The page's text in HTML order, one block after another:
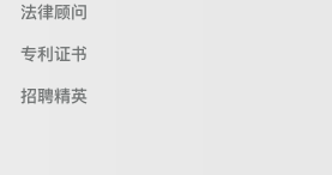
法律顾问
专利证书
招聘精英